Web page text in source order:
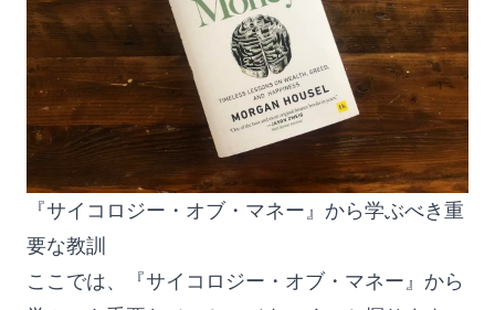
『サイコロジー・オブ・マネー』から学ぶべき重
要な教訓
ここでは、『サイコロジー・オブ・マネー』から